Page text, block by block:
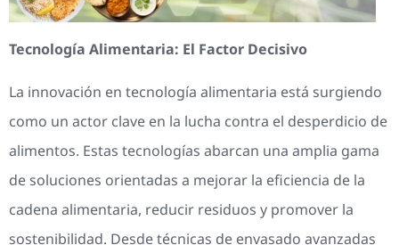
Tecnología Alimentaria: El Factor Decisivo
La innovación en tecnología alimentaria está surgiendo
como un actor clave en la lucha contra el desperdicio de
alimentos. Estas tecnologías abarcan una amplia gama
de soluciones orientadas a mejorar la eficiencia de la
cadena alimentaria, reducir residuos y promover la
sostenibilidad. Desde técnicas de envasado avanzadas